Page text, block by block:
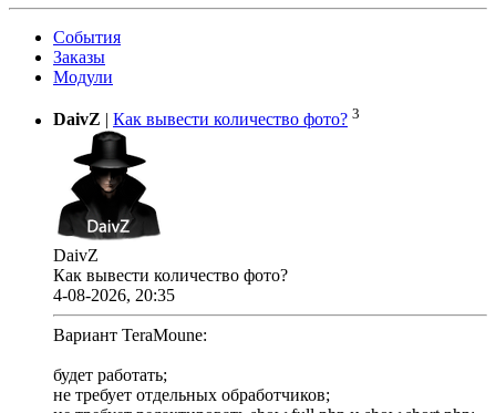
События
Заказы
Модули
DaivZ Как вывести количество фото? 3
DaivZ
Как вывести количество фото?
4-08-2026, 20:35
Вариант TeraMoune:
будет работать;
не требует отдельных обработчиков;